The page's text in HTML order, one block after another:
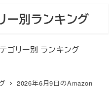
別ランキング
ゴリー別 ランキング
2026年6月9日のAmazon